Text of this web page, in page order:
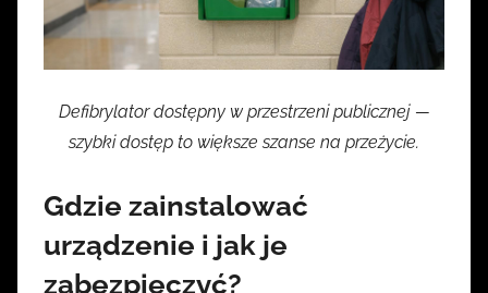
Defibrylator dostępny w przestrzeni publicznej —
szybki dostęp to większe szanse na przeżycie.
Gdzie zainstalować
urządzenie i jak je
zabezpieczyć?